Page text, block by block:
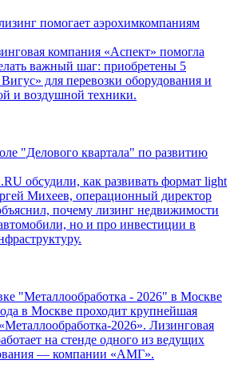
помогает аэрохимкомпаниям
компания «Аспект» помогла
важный шаг: приобретены 5
для перевозки оборудования и
и воздушной техники.
"Делового квартала" по развитию
обсудили, как развивать формат light
Михеев, операционный директор
почему лизинг недвижимости
но и про инвестиции в
"Металлообработка - 2026" в Москве
в Москве проходит крупнейшая
Лизинговая
на стенде одного из ведущих
— компании «АМГ».